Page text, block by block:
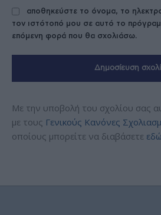
αποθηκεύστε το όνομα, το
τον ιστότοπό μου σε αυτό το
επόμενη φορά που θα σχολιάσω.
Με την υποβολή του σχολίου σας
με τους Γενικούς Κανόνες
οποίους μπορείτε να διαβάσετε εδώ